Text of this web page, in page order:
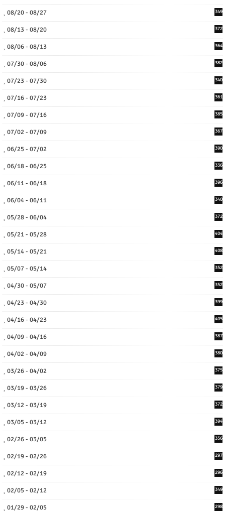
08/20 - 08/27 349
08/13 - 08/20 372
08/06 - 08/13 364
07/30 - 08/06 382
07/23 - 07/30 340
07/16 - 07/23 361
07/09 - 07/16 385
07/02 - 07/09 367
06/25 - 07/02 390
06/18 - 06/25 336
06/11 - 06/18 396
06/04 - 06/11 340
05/28 - 06/04 372
05/21 - 05/28 404
05/14 - 05/21 408
05/07 - 05/14 352
04/30 - 05/07 352
04/23 - 04/30 399
04/16 - 04/23 405
04/09 - 04/16 387
04/02 - 04/09 380
03/26 - 04/02 375
03/19 - 03/26 379
03/12 - 03/19 372
03/05 - 03/12 394
02/26 - 03/05 356
02/19 - 02/26 297
02/12 - 02/19 296
02/05 - 02/12 349
01/29 - 02/05 298